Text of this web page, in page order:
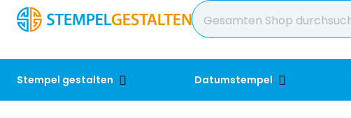
Stempel gestalten Datumstempel